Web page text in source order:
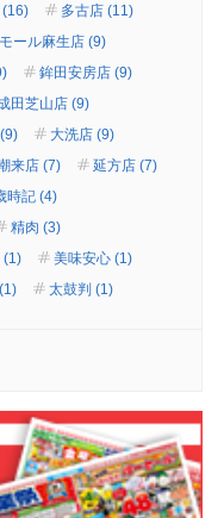
(16)
多古店 (11)
モール麻生店 (9)
鉾田安房店 (9)
田芝山店 (9)
大洗店 (9)
来店 (7)
延方店 (7)
時記 (4)
精肉 (3)
(1)
美味安心 (1)
太鼓判 (1)